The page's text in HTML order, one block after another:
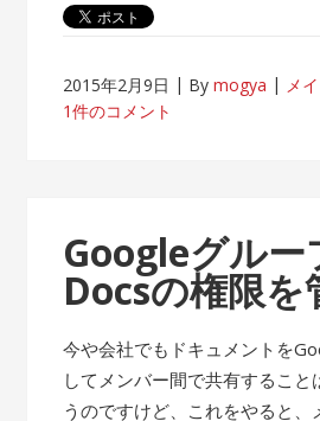
2015年2月9日 Bymogya
メ
1件のコメント
Googleグルー
Docsの権限を
今や会社でもドキュメントを
してメンバー間で共有すること
うのですけど、これをやると、